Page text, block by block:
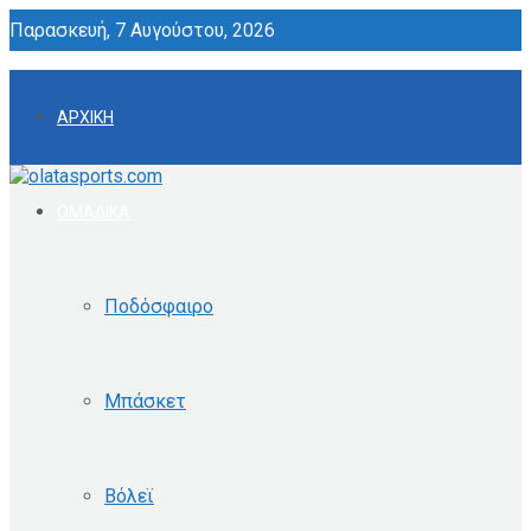
Παρασκευή, 7 Αυγούστου, 2026
ΑΡΧΙΚΗ
Ποδόσφαιρο
Μπάσκετ
Βόλεϊ